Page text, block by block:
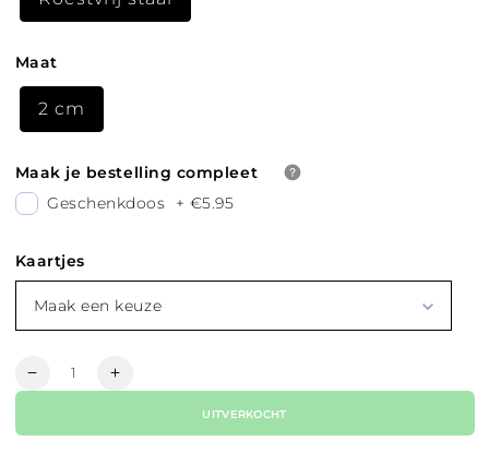
Maat
2 cm
Maak je bestelling compleet
Geschenkdoos
+ €5.95
Kaartjes
Maak een keuze
Hoeveelheid
Aantal
Aantal
UITVERKOCHT